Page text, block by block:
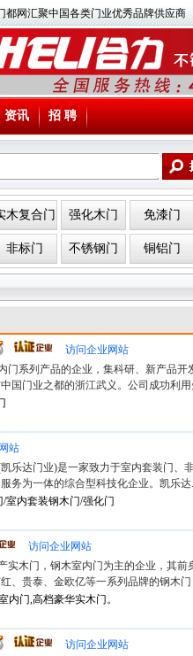
都网汇聚中国各类门业优秀品牌供应商
资讯 招 聘
木复合门 强化木门 免漆门
非标门 不锈钢门 铜铝门
访问企业网站
门系列产品的企业，集科研、新产品开
国门业之都的浙江武义。公司成功利用
站
乐达门业)是一家致力于室内套装门、
务为一体的综合型科技化企业。凯乐达
室内套装钢木门/强化门
访问企业网站
实木门，钢木室内门为主的企业，其前
、贵泰、金欧亿等一系列品牌的钢木门
内门,高档豪华实木门。
访问企业网站